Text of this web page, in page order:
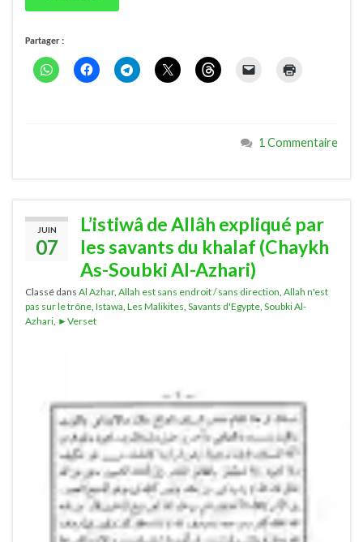
Partager :
1 Commentaire
JUIN
07
L’istiwâ de Allâh expliqué par
les savants du khalaf (Chaykh
As-Soubki Al-Azhari)
Classé dans Al Azhar, Allah est sans endroit / sans direction, Allah n'est
pas sur le trône, Istawa, Les Malikites, Savants d'Egypte, Soubki Al-
Azhari, ►Verset